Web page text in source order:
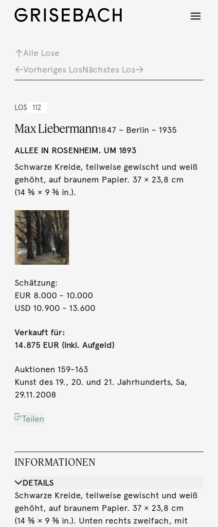
Alle Lose
Vorheriges LosNächstes Los
LOS 112
Max Liebermann1847 – Berlin – 1935
ALLEE IN ROSENHEIM. UM 1893
Schwarze Kreide, teilweise gewischt und weiß
gehöht, auf braunem Papier. 37 × 23,8 cm
(14 ⅝ × 9 ⅜ in.).
Schätzung:
EUR 8.000 - 10.000
USD 10.900 - 13.600
Verkauft für:
14.875 EUR (inkl. Aufgeld)
Auktionen 159-163
Kunst des 19., 20. und 21. Jahrhunderts, Sa,
29.11.2008
Teilen
INFORMATIONEN
DETAILS
Schwarze Kreide, teilweise gewischt und weiß
gehöht, auf braunem Papier. 37 × 23,8 cm
(14 ⅝ × 9 ⅜ in.). Unten rechts zweifach, mit